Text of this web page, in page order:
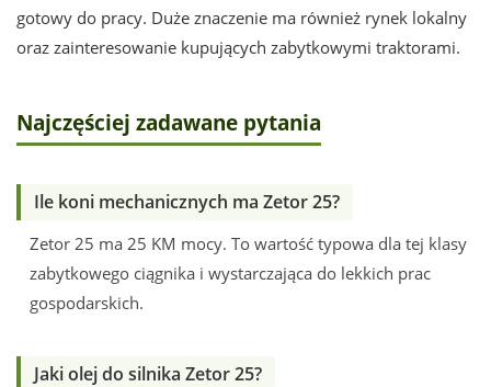
gotowy do pracy. Duże znaczenie ma również rynek lokalny
oraz zainteresowanie kupujących zabytkowymi traktorami.
Najczęściej zadawane pytania
Ile koni mechanicznych ma Zetor 25?
Zetor 25 ma 25 KM mocy. To wartość typowa dla tej klasy
zabytkowego ciągnika i wystarczająca do lekkich prac
gospodarskich.
Jaki olej do silnika Zetor 25?